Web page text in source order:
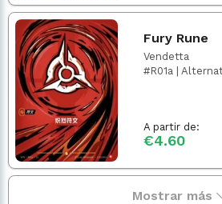
Fury Rune
Vendetta
#R01a |
A partir de:
€4.60
Mostrar más